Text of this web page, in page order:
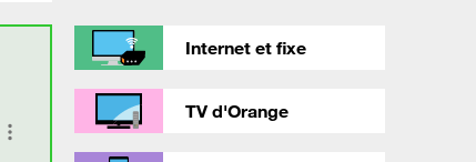
Internet et fixe
TV d'Orange